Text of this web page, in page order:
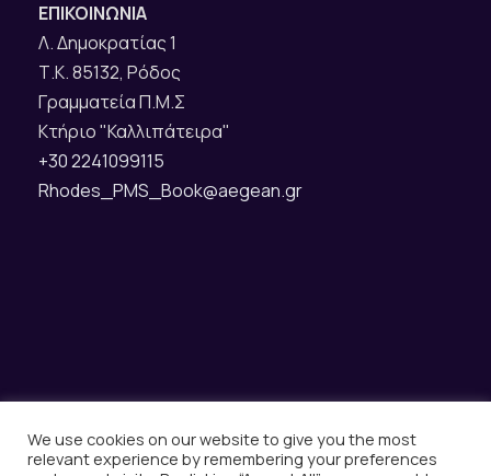
ΕΠΙΚΟΙΝΩΝΙΑ
Λ. Δημοκρατίας 1
Τ.Κ. 85132, Ρόδος
Γραμματεία Π.Μ.Σ
Κτήριο "Καλλιπάτειρα"
+30 2241099115
Rhodes_PMS_Book@aegean.gr
Υποστήριξη Ιστοσελίδων Rodos Web Design
We use cookies on our website to give you the most
relevant experience by remembering your preferences